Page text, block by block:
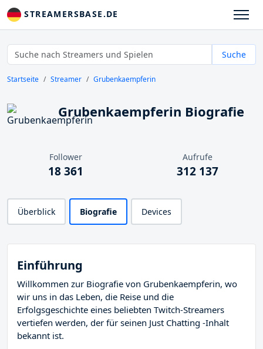
STREAMERSBASE.DE
Suche
Startseite Streamer Grubenkaempferin
Grubenkaempferin Biografie
Follower
18 361
Aufrufe
312 137
Überblick Biografie Devices
Einführung
Willkommen zur Biografie von Grubenkaempferin, wo
wir uns in das Leben, die Reise und die
Erfolgsgeschichte eines beliebten Twitch-Streamers
vertiefen werden, der für seinen Just Chatting -Inhalt
bekannt ist.